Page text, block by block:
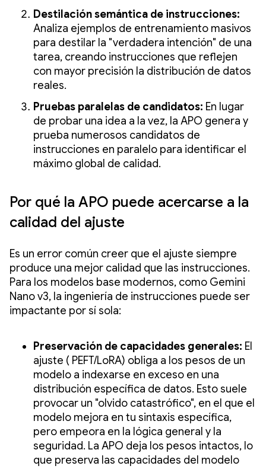
Destilación semántica de instrucciones:
Analiza ejemplos de entrenamiento masivos
para destilar la "verdadera intención" de una
tarea, creando instrucciones que reflejen
con mayor precisión la distribución de datos
reales.
Pruebas paralelas de candidatos: En lugar
de probar una idea a la vez, la APO genera y
prueba numerosos candidatos de
instrucciones en paralelo para identificar el
máximo global de calidad.
Por qué la APO puede acercarse a la
calidad del ajuste
Es un error común creer que el ajuste siempre
produce una mejor calidad que las instrucciones.
Para los modelos base modernos, como Gemini
Nano v3, la ingeniería de instrucciones puede ser
impactante por sí sola:
Preservación de capacidades generales: El
ajuste ( PEFT/LoRA) obliga a los pesos de un
modelo a indexarse en exceso en una
distribución específica de datos. Esto suele
provocar un "olvido catastrófico", en el que el
modelo mejora en tu sintaxis específica,
pero empeora en la lógica general y la
seguridad. La APO deja los pesos intactos, lo
que preserva las capacidades del modelo